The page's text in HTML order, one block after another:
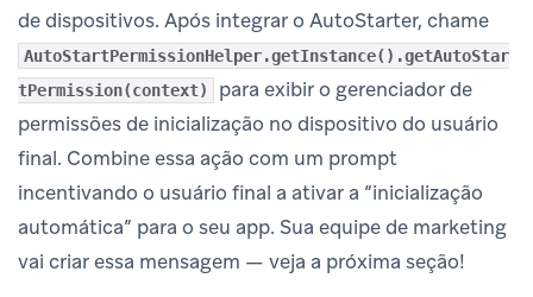
de dispositivos. Após integrar o AutoStarter, chame
AutoStartPermissionHelper.getInstance().getAutoStar
tPermission(context)
para exibir o gerenciador de
permissões de inicialização no dispositivo do usuário
final. Combine essa ação com um prompt
incentivando o usuário final a ativar a “inicialização
automática” para o seu app. Sua equipe de marketing
vai criar essa mensagem — veja a próxima seção!